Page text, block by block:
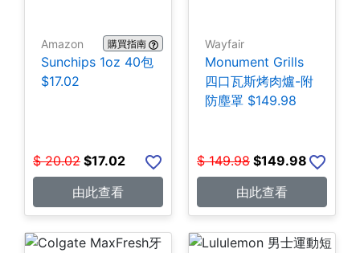
Amazon 購買指南
Sunchips 1oz 40包
$17.02
$ 20.02 $17.02
由此查看
Wayfair
Monument Grills
四口瓦斯烤肉爐-附
防塵罩 $149.98
$ 149.98 $149.98
由此查看